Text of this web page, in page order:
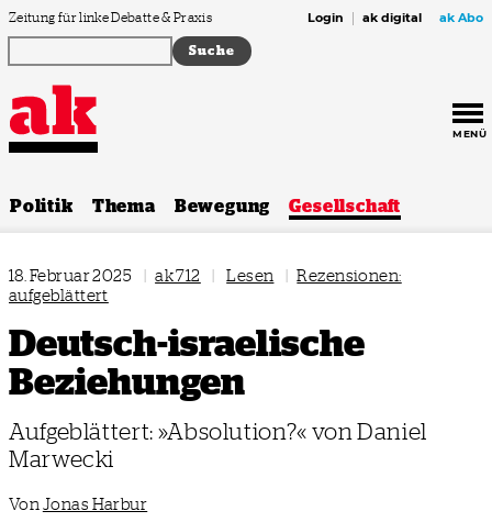
Zum Inhalt springen
Zeitung für linke Debatte & Praxis Login ak digital ak Abo
MENÜ
Politik Thema Bewegung Gesellschaft
18. Februar 2025 | ak 712 | Lesen | Rezensionen:
aufgeblättert
Deutsch-israelische
Beziehungen
Aufgeblättert: »Absolution?« von Daniel
Marwecki
Von Jonas Harbur